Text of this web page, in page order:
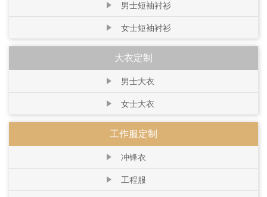
男士短袖衬衫
女士短袖衬衫
大衣定制
男士大衣
女士大衣
工作服定制
冲锋衣
工程服